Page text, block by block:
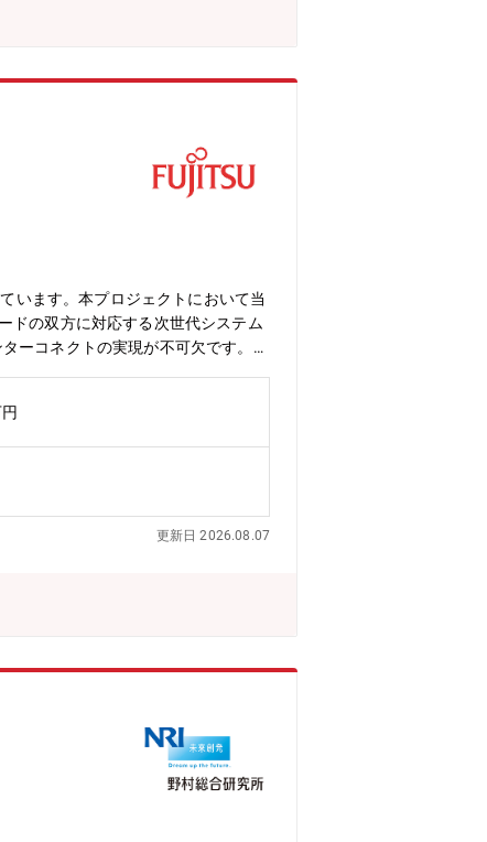
せた知見を武器に、生産性向上に資
均年齢]：44歳〈組織としてのミッ
FM目標『品質』『財務』『供給』
ス変革に柔軟に対応したアセットラ
の安定操業および 事業部門のファ
】・対象となるファシリティは予算
年に向けたパーパス・ビジョン
行しています。その中で、ファシリ
率。 ・コアタイム無しのフレック
います。本プロジェクトにおいて当
ドの双方に対応する次世代システム
ーコネクトの実現が不可欠です。本
の観点から「富岳NEXT」の価値を
の最適解を導き出す、実践的かつ
テムにおけるネットワーク開発にお
、ネットワーク領域の開発を技術面
アルゴリズムを含む将来アーキテク
りがい】・「富岳NEXT」の設計・
与えることができます。・自らのア
知識と実務経験の両方を積み重ね、
フィスは1,900拠点で場所を選ばず
ャリアについて ・自律的なキャリア
にも力を入れており、定着する職
更新日 2026.08.07